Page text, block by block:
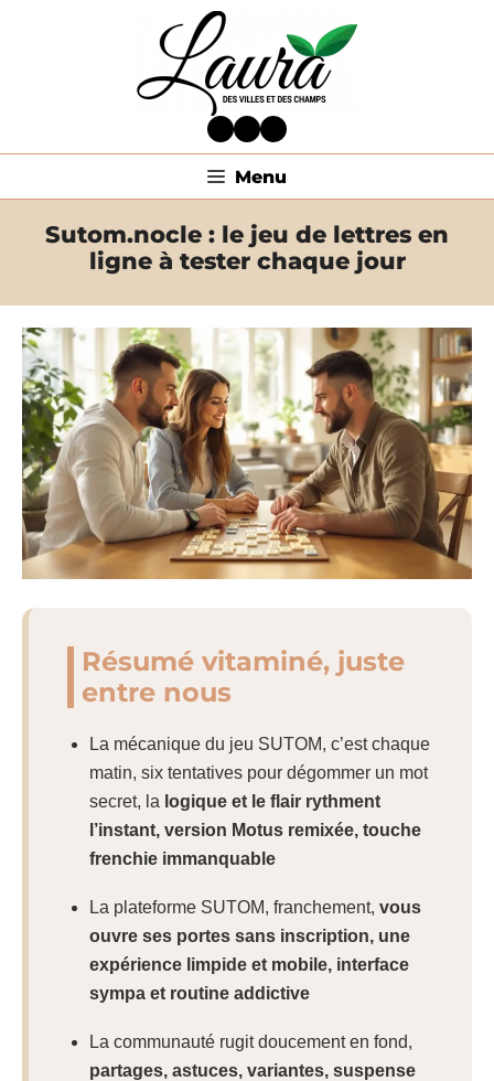
Facebook Twitter LinkedIn
Menu
Sutom.nocle : le jeu de lettres en
ligne à tester chaque jour
Résumé vitaminé, juste
entre nous
La mécanique du jeu SUTOM, c’est chaque
matin, six tentatives pour dégommer un mot
secret, la logique et le flair rythment
l’instant, version Motus remixée, touche
frenchie immanquable
La plateforme SUTOM, franchement, vous
ouvre ses portes sans inscription, une
expérience limpide et mobile, interface
sympa et routine addictive
La communauté rugit doucement en fond,
partages, astuces, variantes, suspense